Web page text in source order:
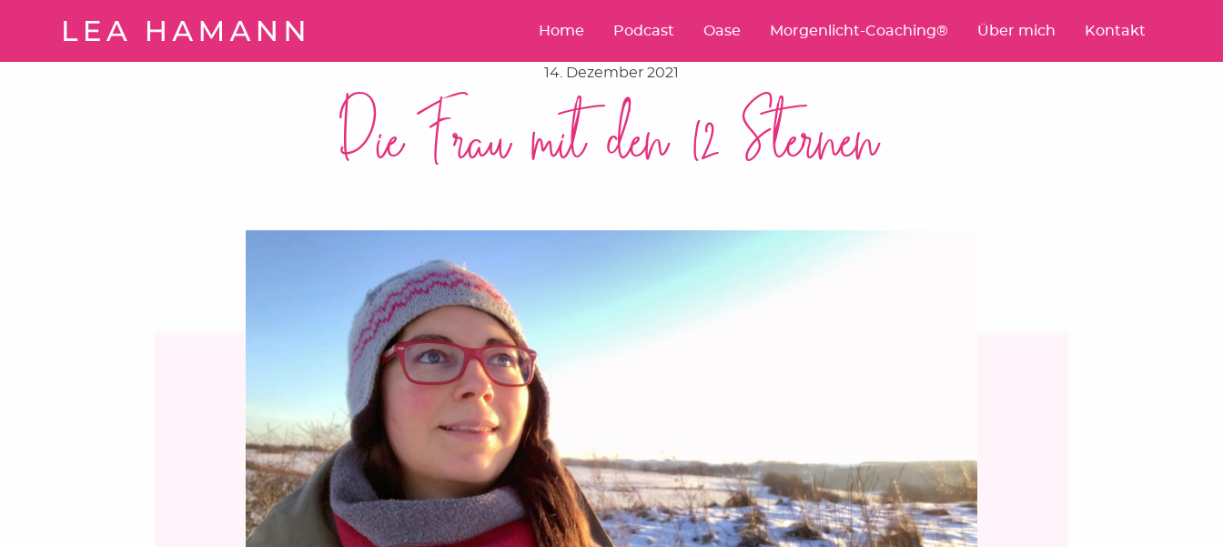
Home
Podcast Oase Morgenlicht-Coaching® Über mich Kontakt
14. Dezember 2021
Die Frau mit den 12 Sternen